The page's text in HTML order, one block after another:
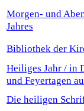
Morgen- und
Jahres
Bibliothek der
Heiliges Jahr / in
und Feyertagen
Die heiligen